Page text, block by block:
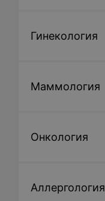
Гинекология
Маммология
Онкология
Аллергология